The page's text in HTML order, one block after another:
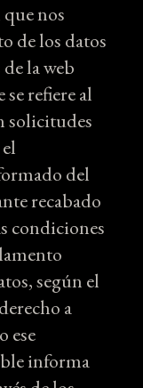
nos
de los datos
la web
refiere al
solicitudes
del
recabado
condiciones
según el
a
ese
informa